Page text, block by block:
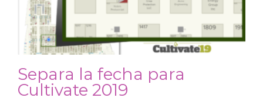
Separa la fecha para
Cultivate 2019